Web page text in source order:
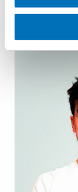
Salut Mental